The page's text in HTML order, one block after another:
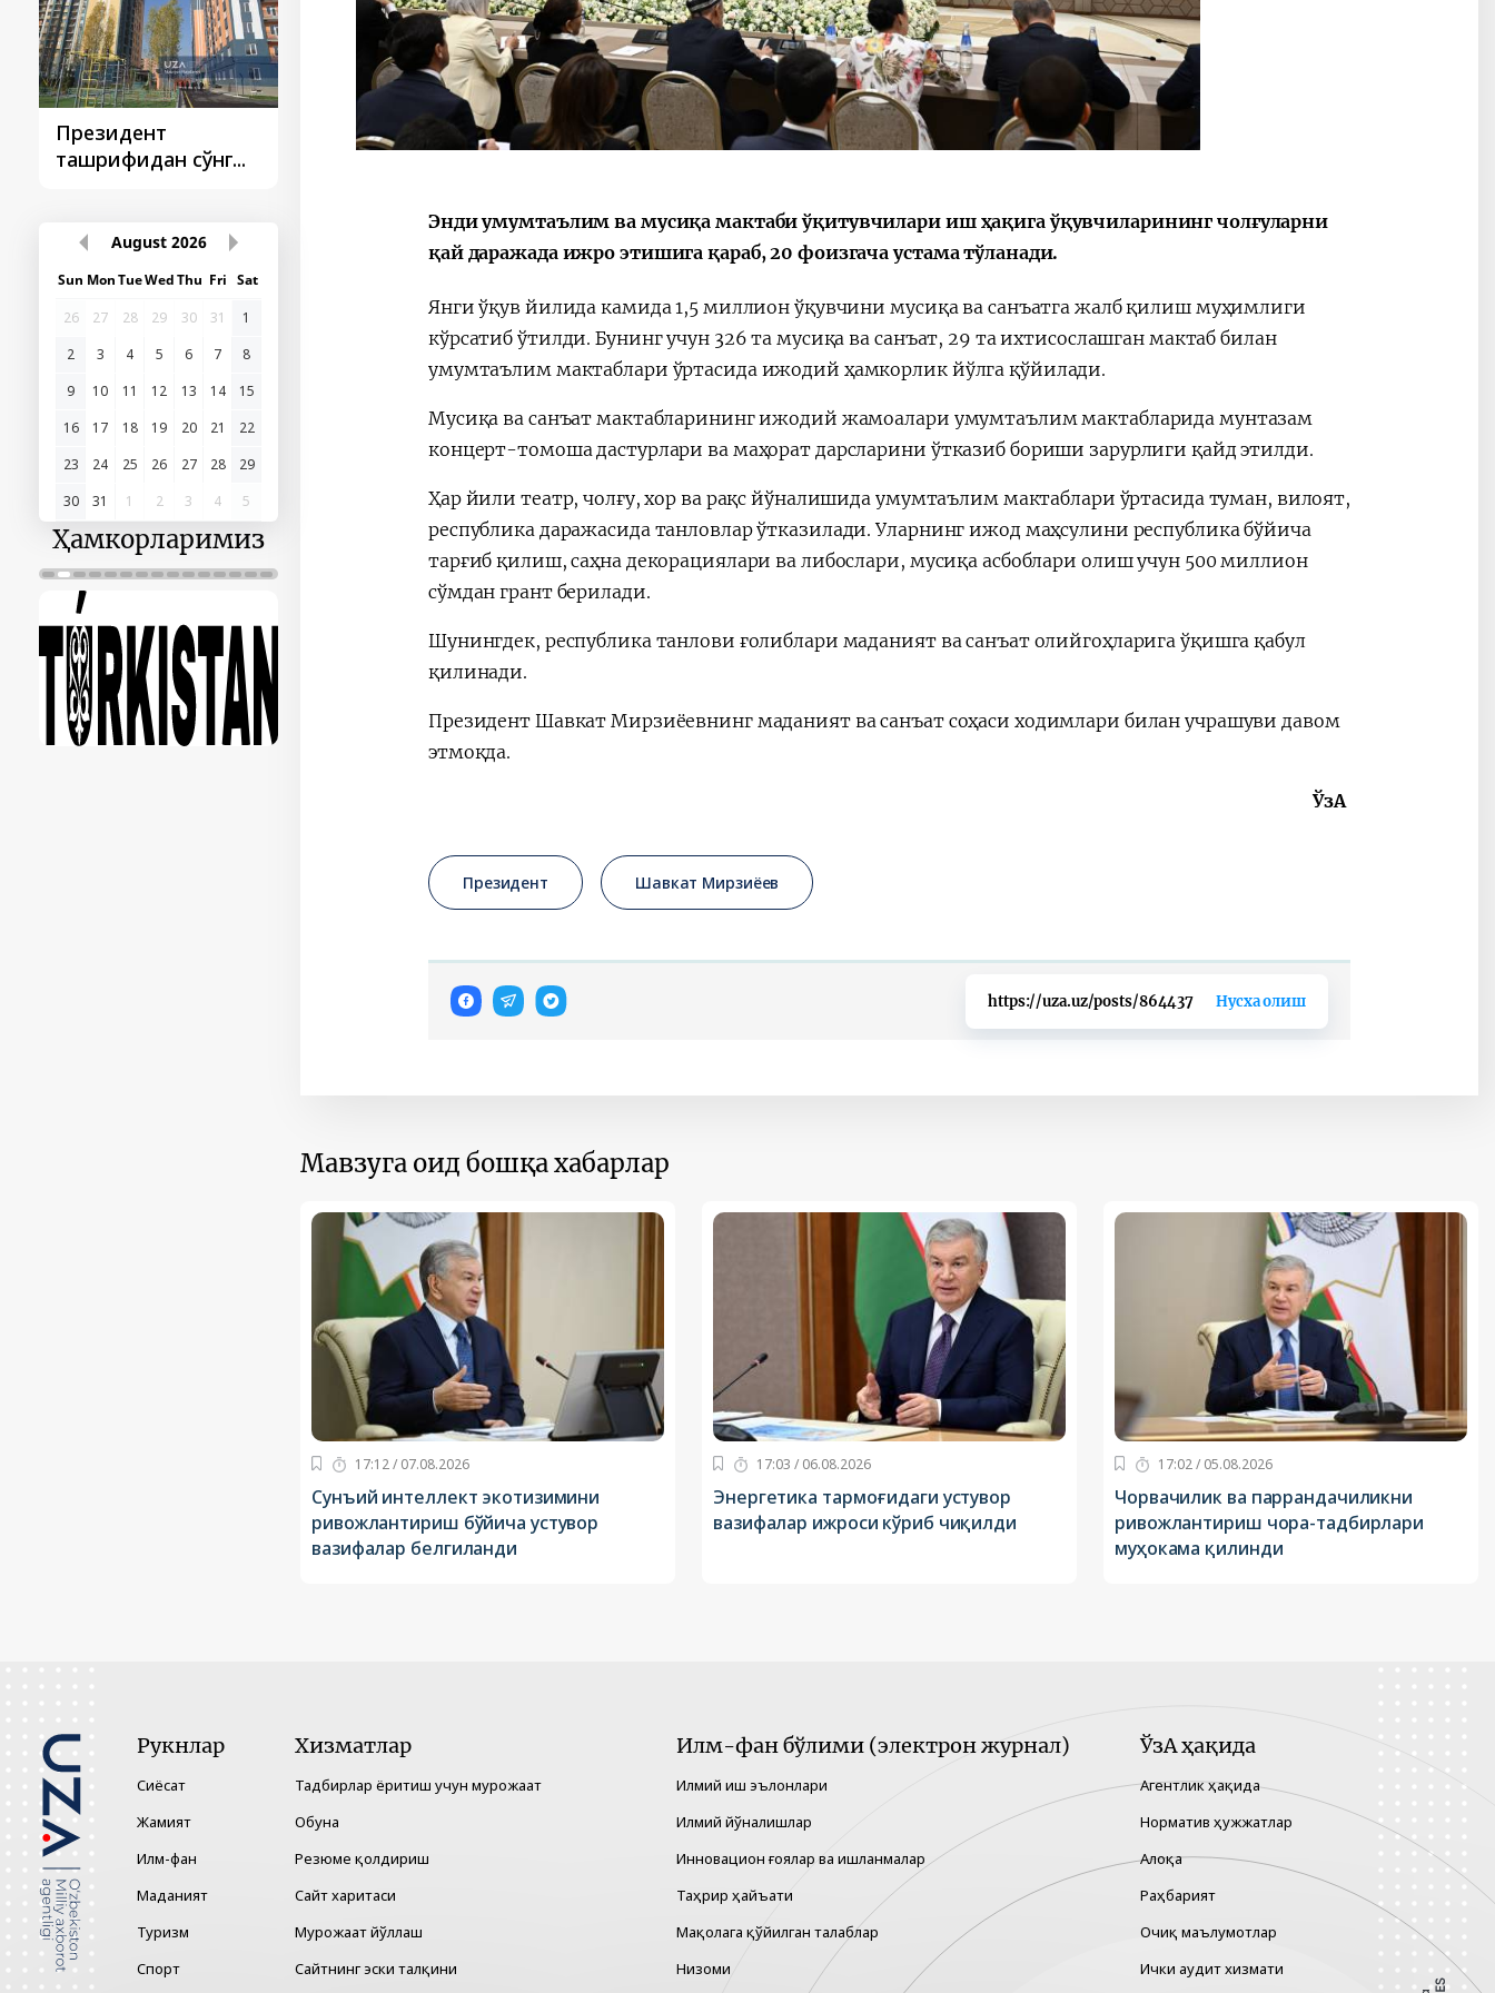
Президент
ташрифидан сўнг...
Президент
ташрифлари
Қарор ва ижро
“Ўзбекистон – 2030”
стратегияси
Президент Шавкат
Мирзиёев
ўтказилган
видеоселектор
August 2026
Sun MonTueWedThu Fri Sat
26
27 28 29 30 31
1
2
3 4 5 6 7
8
9
10 11 12 13 14
15
16
17 18 19 20 21
22
23
24 25 26 27 28
29
30
31 1 2 3 4 5
Ҳамкорларимиз
Энди умумтаълим ва мусиқа мактаби ўқитувчилари иш ҳақига ўқувчиларининг чолғуларни
қай даражада ижро этишига қараб, 20 фоизгача устама тўланади.
Янги ўқув йилида камида 1,5 миллион ўқувчини мусиқа ва санъатга жалб қилиш муҳимлиги
кўрсатиб ўтилди. Бунинг учун 326 та мусиқа ва санъат, 29 та ихтисослашган мактаб билан
умумтаълим мактаблари ўртасида ижодий ҳамкорлик йўлга қўйилади.
Мусиқа ва санъат мактабларининг ижодий жамоалари умумтаълим мактабларида мунтазам
концерт-томоша дастурлари ва маҳорат дарсларини ўтказиб бориши зарурлиги қайд этилди.
Ҳар йили театр, чолғу, хор ва рақс йўналишида умумтаълим мактаблари ўртасида туман, вилоят,
республика даражасида танловлар ўтказилади. Уларнинг ижод маҳсулини республика бўйича
тарғиб қилиш, саҳна декорациялари ва либослари, мусиқа асбоблари олиш учун 500 миллион
сўмдан грант берилади.
Шунингдек, республика танлови ғолиблари маданият ва санъат олийгоҳларига ўқишга қабул
қилинади.
Президент Шавкат Мирзиёевнинг маданият ва санъат соҳаси ходимлари билан учрашуви давом
этмоқда.
ЎзА
Президент Шавкат Мирзиёев
https://uza.uz/posts/864437 Нусха олиш
Мавзуга оид бошқа хабарлар
17:12 / 07.08.2026
Сунъий интеллект экотизимини
ривожлантириш бўйича устувор
вазифалар белгиланди
17:03 / 06.08.2026
Энергетика тармоғидаги устувор
вазифалар ижроси кўриб чиқилди
17:02 / 05.08.2026
Чорвачилик ва паррандачиликни
ривожлантириш чора-тадбирлари
муҳокама қилинди
Рукнлар
Сиёсат
Жамият
Илм-фан
Маданият
Туризм
Спорт
Хизматлар
Тадбирлар ёритиш учун мурожаат
Обуна
Резюме қолдириш
Сайт харитаси
Мурожаат йўллаш
Сайтнинг эски талқини
Илм-фан бўлими (электрон журнал)
Илмий иш эълонлари
Илмий йўналишлар
Инновацион ғоялар ва ишланмалар
Таҳрир ҳайъати
Мақолага қўйилган талаблар
Низоми
ЎзА ҳақида
Агентлик ҳақида
Норматив ҳужжатлар
Алоқа
Раҳбарият
Очиқ маълумотлар
Ички аудит хизмати